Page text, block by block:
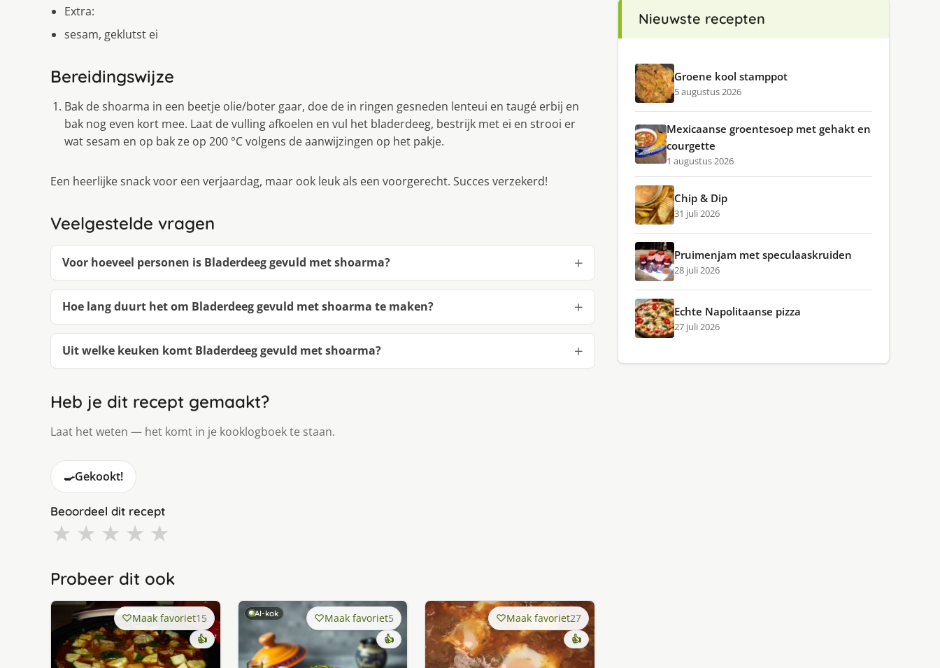
Extra:
sesam, geklutst ei
Bereidingswijze
Bak de shoarma in een beetje olie/boter gaar, doe de in ringen gesneden lenteui en taugé erbij en
bak nog even kort mee. Laat de vulling afkoelen en vul het bladerdeeg, bestrijk met ei en strooi er
wat sesam en op bak ze op 200 °C volgens de aanwijzingen op het pakje.
Een heerlijke snack voor een verjaardag, maar ook leuk als een voorgerecht. Succes verzekerd!
Veelgestelde vragen
Voor hoeveel personen is Bladerdeeg gevuld met shoarma?
Hoe lang duurt het om Bladerdeeg gevuld met shoarma te maken?
Uit welke keuken komt Bladerdeeg gevuld met shoarma?
Heb je dit recept gemaakt?
Laat het weten — het komt in je kooklogboek te staan.
🍳Gekookt!
Beoordeel dit recept
★ ★ ★ ★ ★
Probeer dit ook
Maak favoriet15
👍
AI-kok Maak favoriet5
👍
Maak favoriet27
👍
Nieuwste recepten
Groene kool stamppot
5 augustus 2026
Mexicaanse groentesoep met gehakt en
courgette
1 augustus 2026
Chip & Dip
31 juli 2026
Pruimenjam met speculaaskruiden
28 juli 2026
Echte Napolitaanse pizza
27 juli 2026